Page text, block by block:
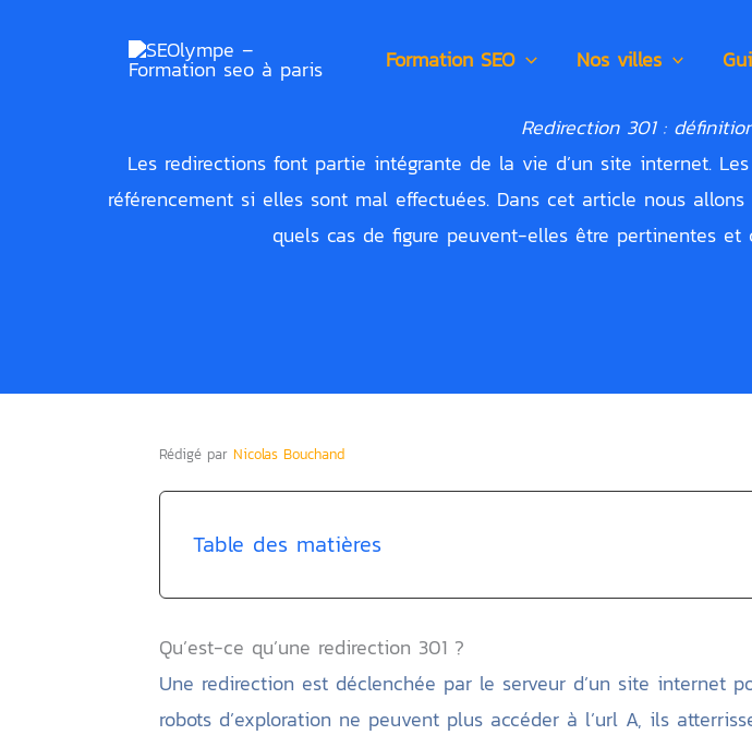
Formation SEO Nos villes
Redirection 301 :
Les redirections font partie intégrante de la vie d’un site internet.
référencement si elles sont mal effectuées. Dans cet article nous
quels cas de figure peuvent-elles être pertinentes
Rédigé par Nicolas Bouchand
Table des matières
Qu’est-ce qu’une redirection 301 ?
Une redirection est déclenchée par le serveur d’un site internet
robots d’exploration ne peuvent plus accéder à l’url A, ils